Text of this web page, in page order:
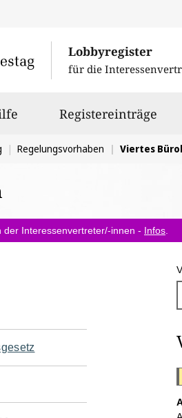
Lobbyregister
für die
Registereinträge
Regelungsvorhaben Viertes
der Interessenvertreter/-innen - Infos